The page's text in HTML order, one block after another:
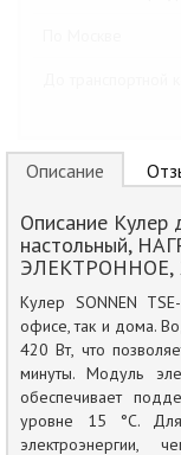
Описание
Описание Кулер
настольный,
ЭЛЕКТРОННОЕ,
Кулер SONNEN
офисе, так и дома.
420 Вт, что
минуты. Модуль
обеспечивает
уровне 15 °С.
электроэнергии,